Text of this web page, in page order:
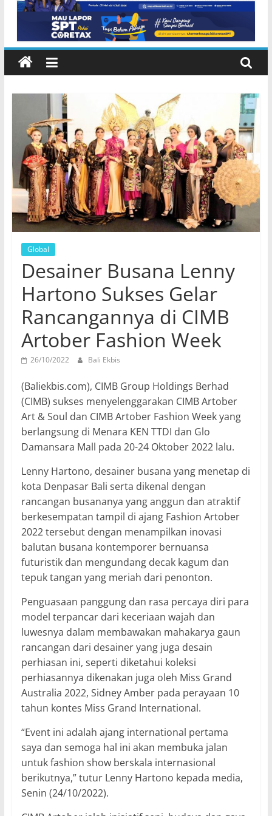
Internasional
Global
Desainer Busana Lenny
Hartono Sukses Gelar
Rancangannya di CIMB
Artober Fashion Week
26/10/2022 Bali Ekbis
(Baliekbis.com), CIMB Group Holdings Berhad
(CIMB) sukses menyelenggarakan CIMB Artober
Art & Soul dan CIMB Artober Fashion Week yang
berlangsung di Menara KEN TTDI dan Glo
Damansara Mall pada 20-24 Oktober 2022 lalu.
Lenny Hartono, desainer busana yang menetap di
kota Denpasar Bali serta dikenal dengan
rancangan busananya yang anggun dan atraktif
berkesempatan tampil di ajang Fashion Artober
2022 tersebut dengan menampilkan inovasi
balutan busana kontemporer bernuansa
futuristik dan mengundang decak kagum dan
tepuk tangan yang meriah dari penonton.
Penguasaan panggung dan rasa percaya diri para
model terpancar dari keceriaan wajah dan
luwesnya dalam membawakan mahakarya gaun
rancangan dari desainer yang juga desain
perhiasan ini, seperti diketahui koleksi
perhiasannya dikenakan juga oleh Miss Grand
Australia 2022, Sidney Amber pada perayaan 10
tahun kontes Miss Grand International.
“Event ini adalah ajang international pertama
saya dan semoga hal ini akan membuka jalan
untuk fashion show berskala internasional
berikutnya,” tutur Lenny Hartono kepada media,
Senin (24/10/2022).